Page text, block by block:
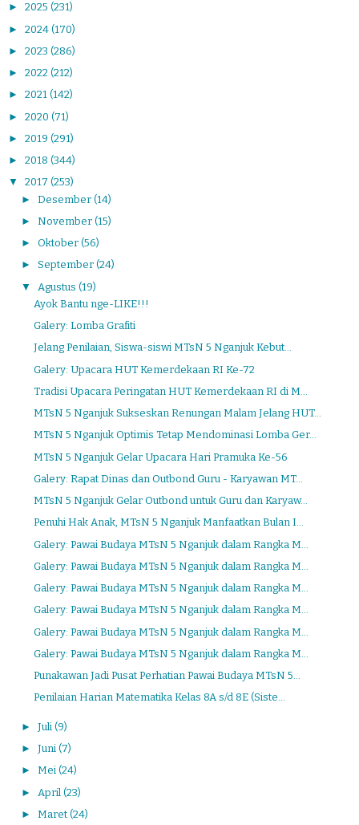
► 2025 (231)
► 2024 (170)
► 2023 (286)
► 2022 (212)
► 2021 (142)
► 2020 (71)
► 2019 (291)
► 2018 (344)
▼ 2017 (253)
► Desember (14)
► November (15)
► Oktober (56)
► September (24)
▼ Agustus (19)
Ayok Bantu nge-LIKE!!!
Galery: Lomba Grafiti
Jelang Penilaian, Siswa-siswi MTsN 5 Nganjuk Kebut...
Galery: Upacara HUT Kemerdekaan RI Ke-72
Tradisi Upacara Peringatan HUT Kemerdekaan RI di M...
MTsN 5 Nganjuk Sukseskan Renungan Malam Jelang HUT...
MTsN 5 Nganjuk Optimis Tetap Mendominasi Lomba Ger...
MTsN 5 Nganjuk Gelar Upacara Hari Pramuka Ke-56
Galery: Rapat Dinas dan Outbond Guru - Karyawan MT...
MTsN 5 Nganjuk Gelar Outbond untuk Guru dan Karyaw...
Penuhi Hak Anak, MTsN 5 Nganjuk Manfaatkan Bulan I...
Galery: Pawai Budaya MTsN 5 Nganjuk dalam Rangka M...
Galery: Pawai Budaya MTsN 5 Nganjuk dalam Rangka M...
Galery: Pawai Budaya MTsN 5 Nganjuk dalam Rangka M...
Galery: Pawai Budaya MTsN 5 Nganjuk dalam Rangka M...
Galery: Pawai Budaya MTsN 5 Nganjuk dalam Rangka M...
Galery: Pawai Budaya MTsN 5 Nganjuk dalam Rangka M...
Punakawan Jadi Pusat Perhatian Pawai Budaya MTsN 5...
Penilaian Harian Matematika Kelas 8A s/d 8E (Siste...
► Juli (9)
► Juni (7)
► Mei (24)
► April (23)
► Maret (24)